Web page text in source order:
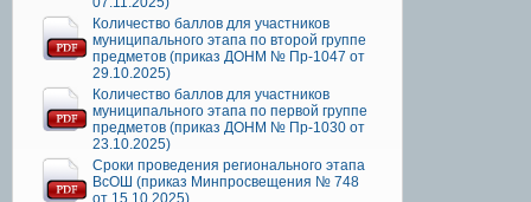
Количество баллов для участников
муниципального этапа по второй группе
предметов (приказ ДОНМ № Пр-1047 от
29.10.2025)
Количество баллов для участников
муниципального этапа по первой группе
предметов (приказ ДОНМ № Пр-1030 от
23.10.2025)
Сроки проведения регионального этапа
ВсОШ (приказ Минпросвещения № 748
от 15.10.2025)